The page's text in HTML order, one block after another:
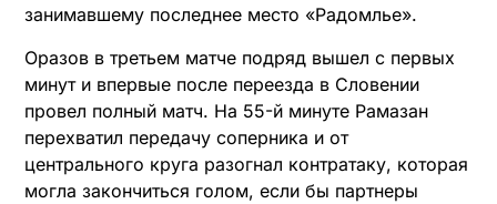
занимавшему последнее место «Радомлье».
Оразов в третьем матче подряд вышел с первых
минут и впервые после переезда в Словении
провел полный матч. На 55-й минуте Рамазан
перехватил передачу соперника и от
центрального круга разогнал контратаку, которая
могла закончиться голом, если бы партнеры